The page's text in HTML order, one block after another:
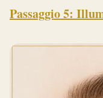
Passaggio 5: